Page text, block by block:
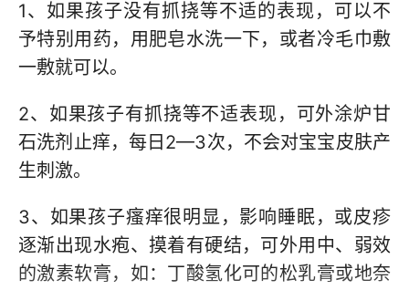
1、如果孩子没有抓挠等不适的表现，可以不
予特别用药，用肥皂水洗一下，或者冷毛巾敷
一敷就可以。
2、如果孩子有抓挠等不适表现，可外涂炉甘
石洗剂止痒，每日2—3次，不会对宝宝皮肤产
生刺激。
3、如果孩子瘙痒很明显，影响睡眠，或皮疹
逐渐出现水疱、摸着有硬结，可外用中、弱效
的激素软膏，如：丁酸氢化可的松乳膏或地奈